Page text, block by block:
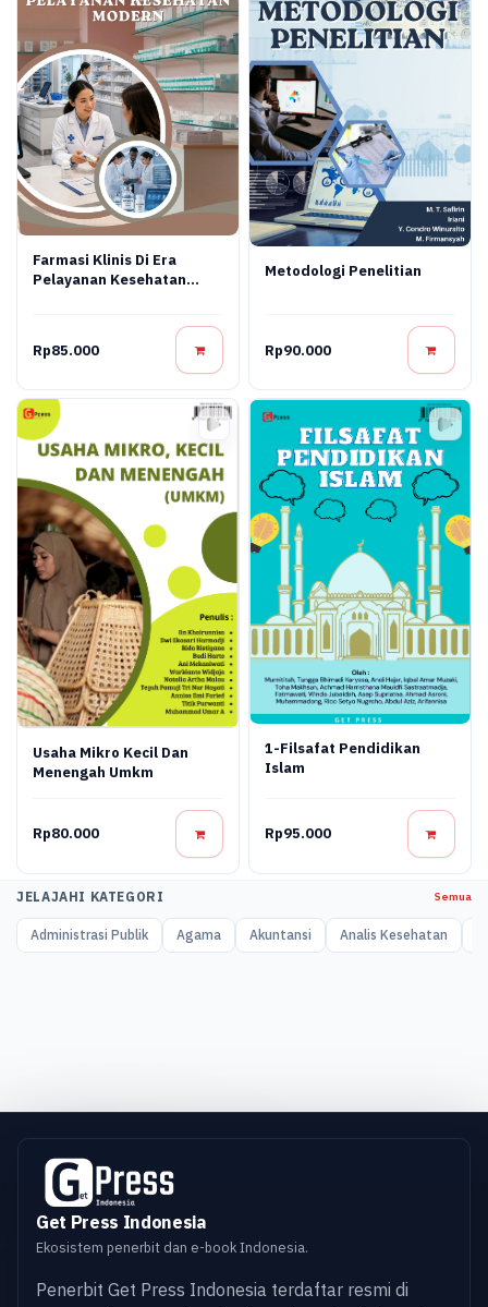
Farmasi Klinis Di Era
Pelayanan Kesehatan
Rp85.000
Metodologi Penelitian
Rp90.000
Usaha Mikro Kecil Dan
Menengah Umkm
Rp80.000
1-Filsafat Pendidikan
Islam
Rp95.000
JELAJAHI KATEGORI Semua
Administrasi Publik Agama Akuntansi Analis Kesehatan
Get Press Indonesia
Ekosistem penerbit dan e-book Indonesia.
Penerbit Get Press Indonesia terdaftar resmi di